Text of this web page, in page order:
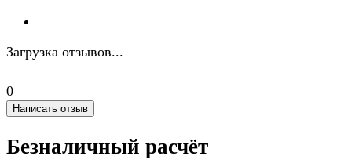
Загрузка отзывов...
0
Написать отзыв
Безналичный расчёт